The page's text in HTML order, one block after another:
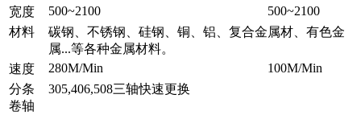
宽度
500~2100
500~2100
材料
碳钢、不锈钢、硅钢、铜、铝、复合金属材、有色金
属...等各种金属材料。
速度
280M/Min
100M/Min
分条
卷轴
305,406,508三轴快速更换